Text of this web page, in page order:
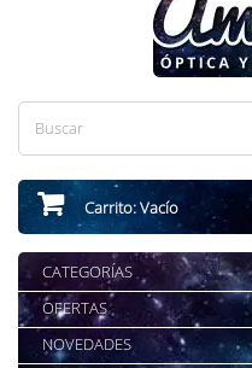
Carrito:Vacío
CATEGORÍAS
OFERTAS
NOVEDADES